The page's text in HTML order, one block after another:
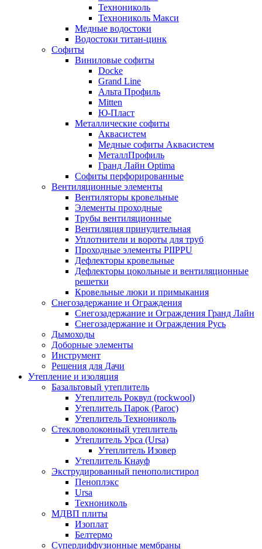
Технониколь
Технониколь Макси
Медные водостоки
Водостоки титан-цинк
Софиты
Виниловые софиты
Docke
Grand Line
Альта Профиль
Mitten
Ю-Пласт
Металлические софиты
Аквасистем
Медные софиты Аквасистем
МеталлПрофиль
Гранд Лайн Optima
Софиты перфорированные
Вентиляционные элементы
Вентиляторы кровельные
Элементы проходные
Трубы вентиляционные
Вентиляция принудительная
Уплотнители и вороты для труб
Проходные элементы PIIPPU
Дефлекторы кровельные
Дефлекторы цокольные и вентиляционные
решетки
Кровельные люки и примыкания
Снегозадержание и Ограждения
Снегозадержание и Ограждения Гранд Лайн
Снегозадержание и Ограждения Русь
Дымоходы
Доборные элементы
Инструмент
Решения для Дачи
Утепление и изоляция
Базальтовый утеплитель
Утеплитель Роквул (rockwool)
Утеплитель Парок (Paroc)
Утеплитель Технониколь
Стекловолоконный утеплитель
Утеплитель Урса (Ursa)
Утеплитель Изовер
Утеплитель Кнауф
Экструдированный пенополистирол
Пеноплэкс
Ursa
Технониколь
МДВП плиты
Изоплат
Белтермо
Супердиффузионные мембраны